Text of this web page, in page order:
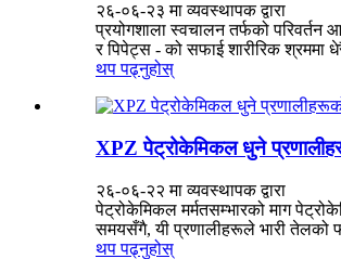
२६-०६-२३ मा व्यवस्थापक द्वारा
प्रयोगशाला स्वचालन तर्फको परिवर्तन
र पिपेट्स - को सफाई शारीरिक श्रममा
थप पढ्नुहोस्
XPZ पेट्रोकेमिकल धुने
२६-०६-२२ मा व्यवस्थापक द्वारा
पेट्रोकेमिकल मर्मतसम्भारको माग
समयसँगै, यी प्रणालीहरूले भारी तेलको
थप पढ्नुहोस्